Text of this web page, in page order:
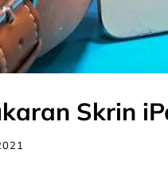
Skrin